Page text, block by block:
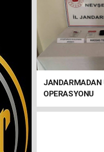
JANDARMADAN
OPERASYONU